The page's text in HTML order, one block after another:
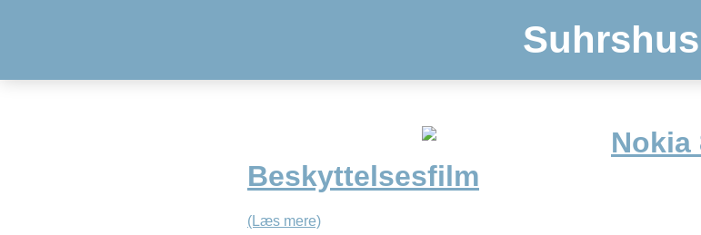
Suhrshus
Nokia
Beskyttelsesfilm
(Læs mere)